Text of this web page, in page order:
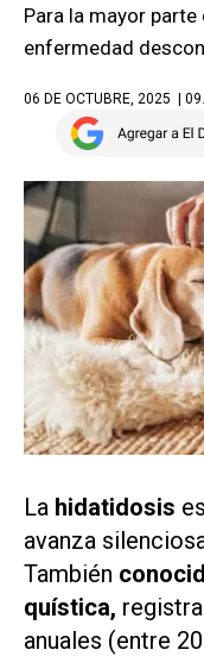
Para la mayor
enfermedad
06 DE OCTUBRE, 2025 |
La hidatidosis
avanza
También
quística,
anuales (entre